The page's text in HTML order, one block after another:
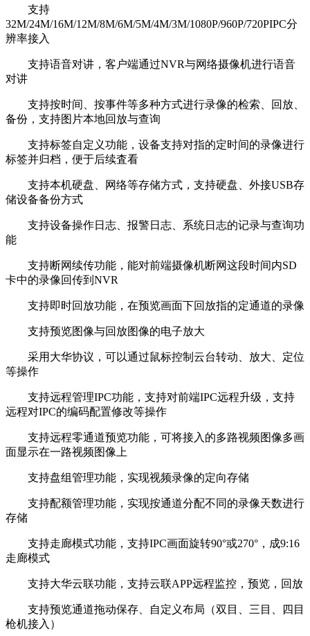
支持
32M/24M/16M/12M/8M/6M/5M/4M/3M/1080P/960P/720PIPC分
辨率接入
支持语音对讲，客户端通过NVR与网络摄像机进行语音
对讲
支持按时间、按事件等多种方式进行录像的检索、回放、
备份，支持图片本地回放与查询
支持标签自定义功能，设备支持对指的定时间的录像进行
标签并归档，便于后续査看
支持本机硬盘、网络等存储方式，支持硬盘、外接USB存
储设备备份方式
支持设备操作日志、报警日志、系统日志的记录与查询功
能
支持断网续传功能，能对前端摄像机断网这段时间内SD
卡中的录像回传到NVR
支持即时回放功能，在预览画面下回放指的定通道的录像
支持预览图像与回放图像的电子放大
采用大华协议，可以通过鼠标控制云台转动、放大、定位
等操作
支持远程管理IPC功能，支持对前端IPC远程升级，支持
远程对IPC的编码配置修改等操作
支持远程零通道预览功能，可将接入的多路视频图像多画
面显示在一路视频图像上
支持盘组管理功能，实现视频录像的定向存储
支持配额管理功能，实现按通道分配不同的录像天数进行
存储
支持走廊模式功能，支持IPC画面旋转90°或270°，成9:16
走廊模式
支持大华云联功能，支持云联APP远程监控，预览，回放
支持预览通道拖动保存、自定义布局（双目、三目、四目
枪机接入）